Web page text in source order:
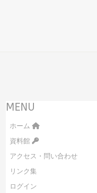
MENU
ホーム
資料館
アクセス・問い合わせ
リンク集
ログイン